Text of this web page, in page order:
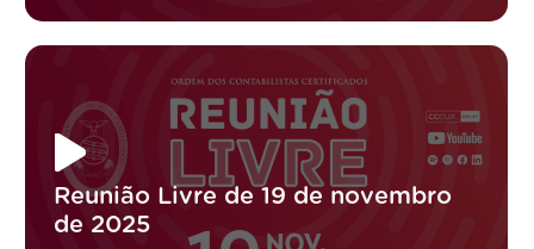
Reunião Livre de 19 de novembro
de 2025